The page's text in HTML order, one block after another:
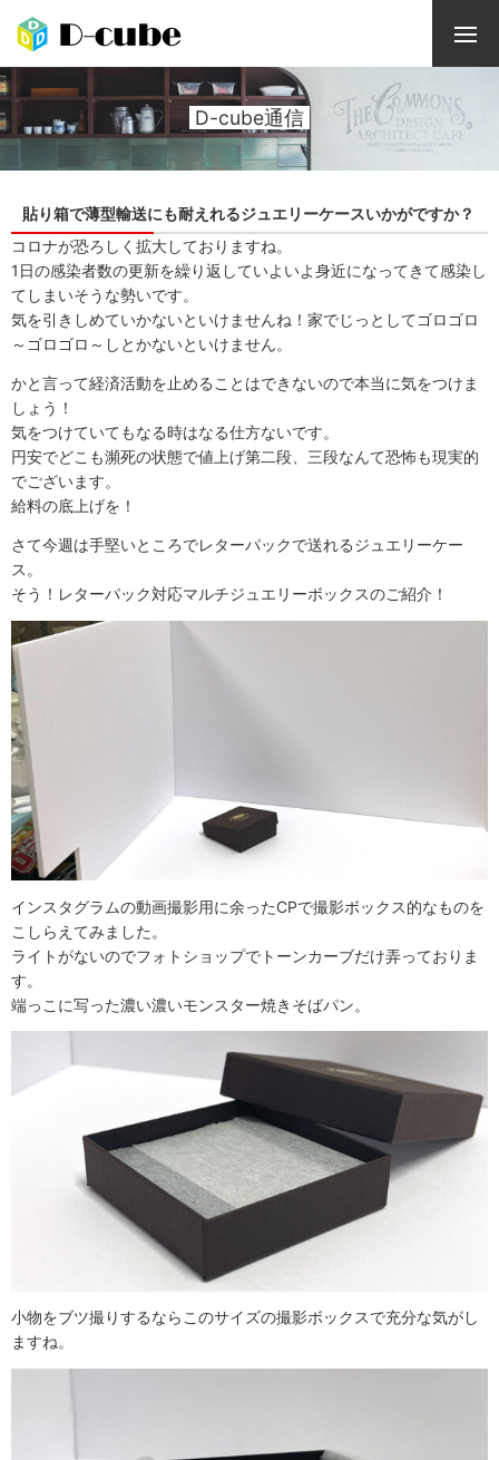
D-cube通信
貼り箱で薄型輸送にも耐えれるジュエリーケースいかがですか？
コロナが恐ろしく拡大しておりますね。
1日の感染者数の更新を繰り返していよいよ身近になってきて感染し
てしまいそうな勢いです。
気を引きしめていかないといけませんね！家でじっとしてゴロゴロ
～ゴロゴロ～しとかないといけません。
かと言って経済活動を止めることはできないので本当に気をつけま
しょう！
気をつけていてもなる時はなる仕方ないです。
円安でどこも瀕死の状態で値上げ第二段、三段なんて恐怖も現実的
でございます。
給料の底上げを！
さて今週は手堅いところでレターパックで送れるジュエリーケー
ス。
そう！レターパック対応マルチジュエリーボックスのご紹介！
インスタグラムの動画撮影用に余ったCPで撮影ボックス的なものを
こしらえてみました。
ライトがないのでフォトショップでトーンカーブだけ弄っておりま
す。
端っこに写った濃い濃いモンスター焼きそばパン。
小物をブツ撮りするならこのサイズの撮影ボックスで充分な気がし
ますね。